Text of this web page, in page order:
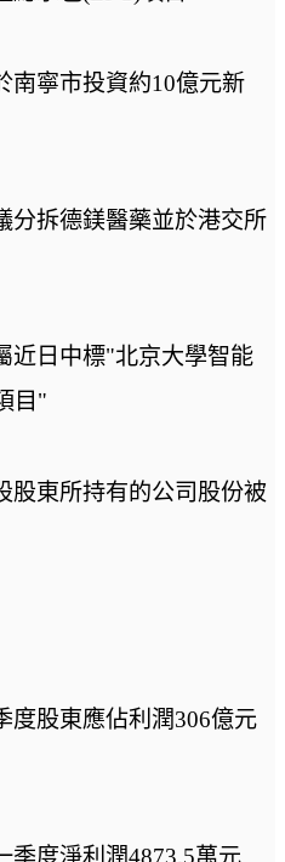
南寧市投資約10億元新
分拆德鎂醫藥並於港交所
近日中標"北京大學智能
目"
股東所持有的公司股份被
度股東應佔利潤306億元
季度淨利潤4873.5萬元